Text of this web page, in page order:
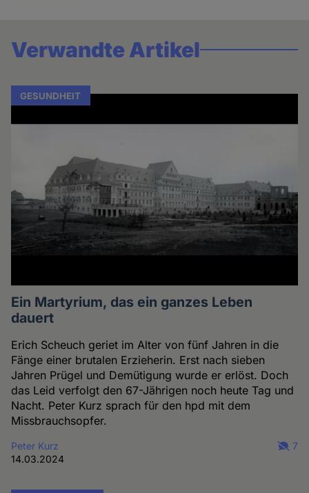
Verwandte Artikel
GESUNDHEIT
Ein Martyrium, das ein ganzes Leben
dauert
Erich Scheuch geriet im Alter von fünf Jahren in die
Fänge einer brutalen Erzieherin. Erst nach sieben
Jahren Prügel und Demütigung wurde er erlöst. Doch
das Leid verfolgt den 67-Jährigen noch heute Tag und
Nacht. Peter Kurz sprach für den hpd mit dem
Missbrauchsopfer.
Peter Kurz
14.03.2024
7